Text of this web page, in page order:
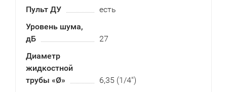
Пульт ДУ
есть
Уровень шума,
дБ
27
Диаметр
жидкостной
трубы «Ø»
6,35 (1/4")